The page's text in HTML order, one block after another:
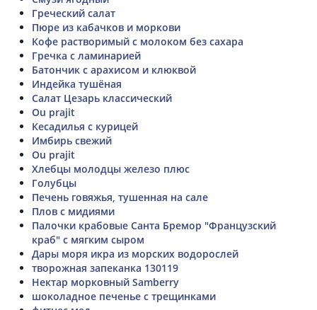
Греческий салат
Пюре из кабачков и моркови
Кофе растворимый с молоком без сахара
Гречка с ламинарией
Батончик с арахисом и клюквой
Индейка тушёная
Салат Цезарь классический
Ou prajit
Кесадилья с курицей
Имбирь свежий
Ou prajit
Хлебцы молодцы железо плюс
Голубцы
Печень говяжья, тушенная на сале
Плов с мидиями
Палочки крабовые Санта Бремор "Французский
краб" с мягким сыром
Дары моря икра из морских водорослей
творожная запеканка 130119
Нектар морковный Samberry
шоколадное печенье с трещинками